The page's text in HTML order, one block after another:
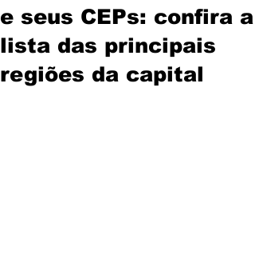
e seus CEPs: confira a
lista das principais
regiões da capital